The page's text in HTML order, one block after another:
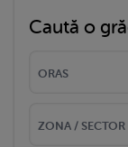
Caută o